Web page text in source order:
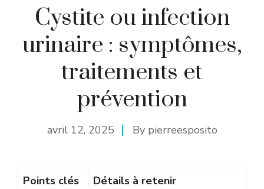
Cystite ou infection
urinaire : symptômes,
traitements et
prévention
avril 12, 2025 By pierreesposito
Points clés Détails à retenir